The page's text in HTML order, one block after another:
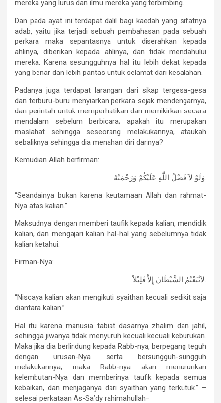
mereka yang lurus dan ilmu mereka yang terbimbing.
Dan pada ayat ini terdapat dalil bagi kaedah yang sifatnya
adab, yaitu jika terjadi sebuah pembahasan pada sebuah
perkara maka sepantasnya untuk diserahkan kepada
ahlinya, diberikan kepada ahlinya, dan tidak mendahului
mereka. Karena sesungguhnya hal itu lebih dekat kepada
yang benar dan lebih pantas untuk selamat dari kesalahan.
Padanya juga terdapat larangan dari sikap tergesa-gesa
dan terburu-buru menyiarkan perkara sejak mendengarnya,
dan perintah untuk memperhatikan dan memikirkan secara
mendalam sebelum berbicara; apakah itu merupakan
maslahat sehingga seseorang melakukannya, ataukah
sebaliknya sehingga dia menahan diri darinya?
Kemudian Allah berfirman:
وَلَوْ لاَ فَضْلُ اللَّهِ عَلَيْكُمْ وَرَحْمَتُهُ.
“Seandainya bukan karena keutamaan Allah dan rahmat-
Nya atas kalian.”
Maksudnya dengan memberi taufik kepada kalian, mendidik
kalian, dan mengajari kalian hal-hal yang sebelumnya tidak
kalian ketahui.
Firman-Nya:
لاَتَّبَعْتُمُ الشَّيْطَانَ إِلاَّ قَلِيْلاً.
“Niscaya kalian akan mengikuti syaithan kecuali sedikit saja
diantara kalian.”
Hal itu karena manusia tabiat dasarnya zhalim dan jahil,
sehingga jiwanya tidak menyuruh kecuali kecuali keburukan.
Maka jika dia berlindung kepada Rabb-nya, berpegang teguh
dengan urusan-Nya serta bersungguh-sungguh
melakukannya, maka Rabb-nya akan menurunkan
kelembutan-Nya dan memberinya taufik kepada semua
kebaikan, dan menjaganya dari syaithan yang terkutuk.” –
selesai perkataan As-Sa’dy rahimahullah–